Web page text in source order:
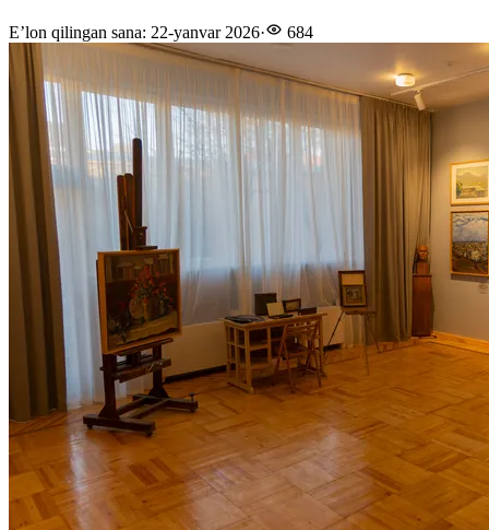
E’lon qilingan sana: 22-yanvar 2026· 684